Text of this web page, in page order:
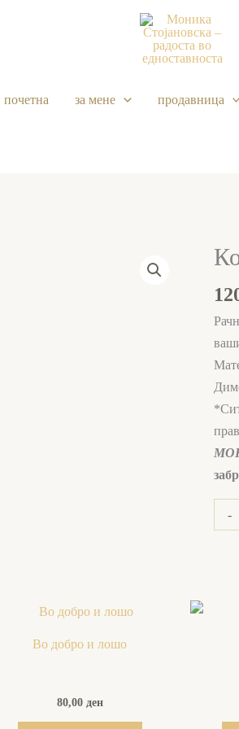
почетна за мене продавница
-
Во добро и лошо
80,00 ден